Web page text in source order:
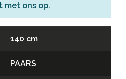
met ons op.
140 cm
PAARS